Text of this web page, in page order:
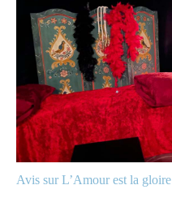
Avis sur L’Amour est la gloire